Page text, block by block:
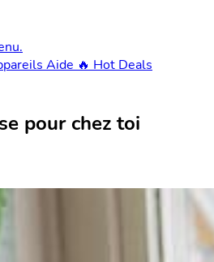
Aide 🔥 Hot Deals
pour chez toi